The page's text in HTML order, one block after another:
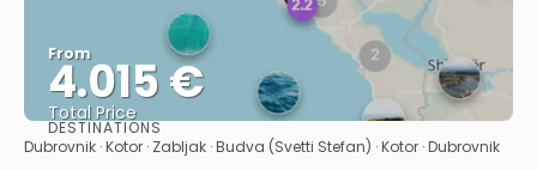
From
4.015 €
Total Price
See
DESTINATIONS
Dubrovnik · Kotor · Zabljak · Budva (Svetti Stefan) · Kotor · Dubrovnik